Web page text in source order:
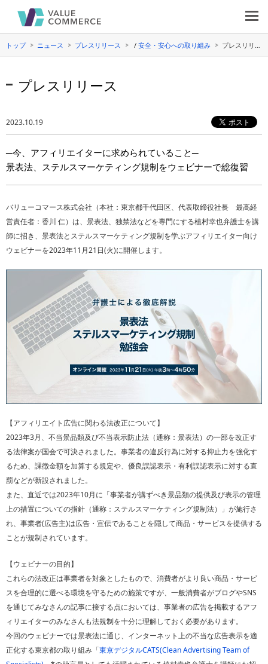
トップ ニュース プレスリリース / 安全・安心への取り組み プレスリリース詳細
プレスリリース
─今、アフィリエイターに求められていること─
景表法、ステルスマーケティング規制をウェビナーで総復習
2023.10.19
バリューコマース株式会社（本社：東京都千代田区、代表取締役社長 最高経
営責任者：香川 仁）は、景表法、独禁法などを専門にする植村幸也弁護士を講
師に招き、景表法とステルスマーケティング規制を学ぶアフィリエイター向け
ウェビナーを2023年11月21日(火)に開催します。
【アフィリエイト広告に関わる法改正について】
2023年3月、不当景品類及び不当表示防止法（通称：景表法）の一部を改正す
る法律案が国会で可決されました。事業者の違反行為に対する抑止力を強化す
るため、課徴金額を加算する規定や、優良誤認表示・有利誤認表示に対する直
罰などが新設されました。
また、直近では2023年10月に「事業者が講ずべき景品類の提供及び表示の管理
上の措置についての指針（通称：ステルスマーケティング規制法）」が施行さ
れ、事業者(広告主)は広告・宣伝であることを隠して商品・サービスを提供する
ことが規制されています。
【ウェビナーの目的】
これらの法改正は事業者を対象としたもので、消費者がより良い商品・サービ
スを合理的に選べる環境を守るための施策ですが、一般消費者がブログやSNS
を通じてみなさんの記事に接する点においては、事業者の広告を掲載するアフ
ィリエイターのみなさんも法規制を十分に理解しておく必要があります。
今回のウェビナーでは景表法に通じ、インターネット上の不当な広告表示を適
正化する東京都の取り組み「東京デジタルCATS(Clean Advertising Team of